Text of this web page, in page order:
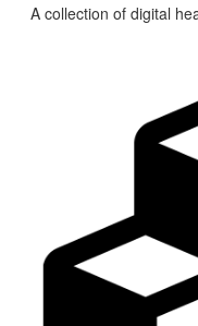
A collection of digital